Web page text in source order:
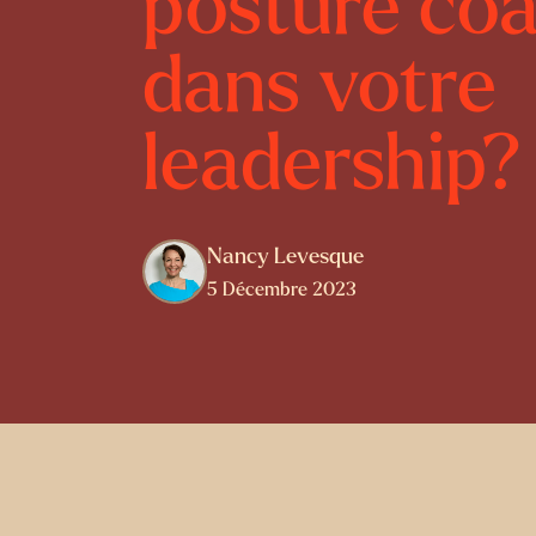
dans votre
leadership?
Nancy Levesque
5 Décembre 2023